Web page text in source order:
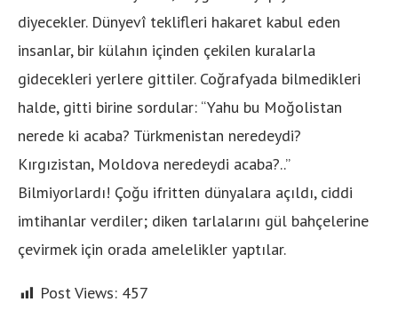
diyecekler. Dünyevî teklifleri hakaret kabul eden
insanlar, bir külahın içinden çekilen kuralarla
gidecekleri yerlere gittiler. Coğrafyada bilmedikleri
halde, gitti birine sordular: “Yahu bu Moğolistan
nerede ki acaba? Türkmenistan neredeydi?
Kırgızistan, Moldova neredeydi acaba?..”
Bilmiyorlardı! Çoğu ifritten dünyalara açıldı, ciddi
imtihanlar verdiler; diken tarlalarını gül bahçelerine
çevirmek için orada amelelikler yaptılar.
Post Views: 457